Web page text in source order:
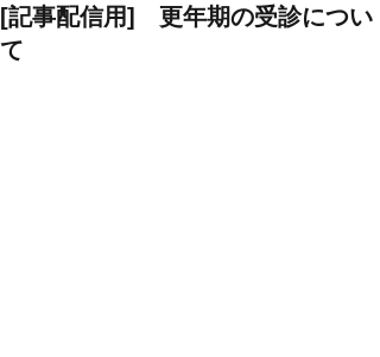
[記事配信用] 更年期の受診につい
て